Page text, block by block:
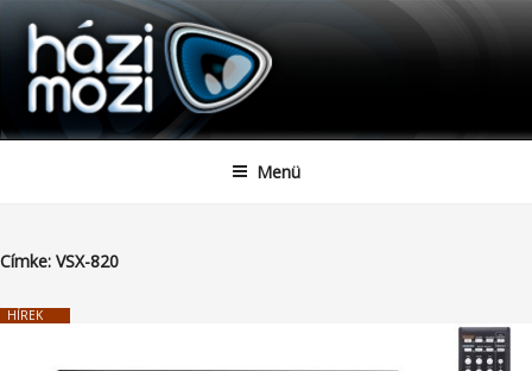
Tartalomhoz
HAZIMOZI
Menü
Címke: VSX-820
HÍREK